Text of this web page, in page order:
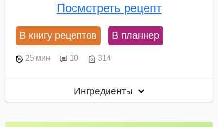
Посмотреть рецепт
В книгу рецептов В планнер
25 мин 10 314
Ингредиенты